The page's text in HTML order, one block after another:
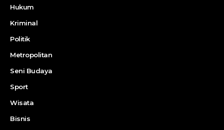
Hukum
Kriminal
Politik
Metropolitan
Seni Budaya
Sport
Wisata
Bisnis